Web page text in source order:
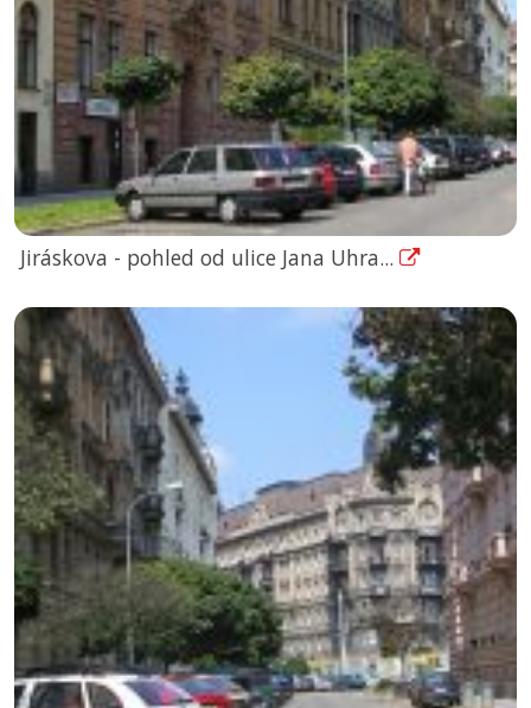
Jiráskova - pohled od ulice Jana Uhra...